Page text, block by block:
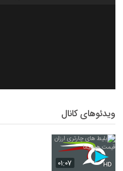
ویدئوهای کانال
۰۱:۰۷ HD